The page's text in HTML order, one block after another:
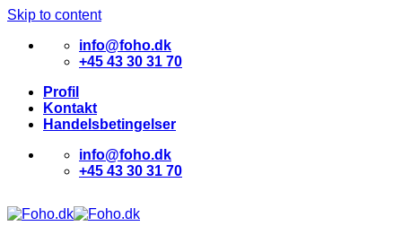
Skip to content
info@foho.dk
+45 43 30 31 70
Profil
Kontakt
Handelsbetingelser
info@foho.dk
+45 43 30 31 70